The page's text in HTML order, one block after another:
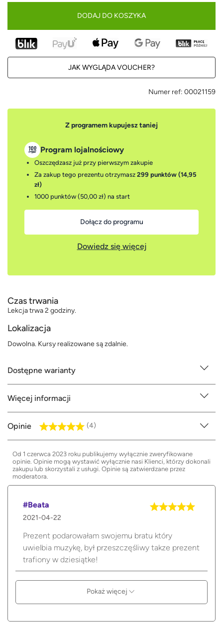
DODAJ DO KOSZYKA
JAK WYGLĄDA VOUCHER?
Numer ref: 00021159
Z programem kupujesz taniej
Program lojalnościowy
Oszczędzasz już przy pierwszym zakupie
Za zakup tego prezentu otrzymasz 299 punktów (14,95
zł)
1000 punktów (50,00 zł) na start
Dołącz do programu
Dowiedz się więcej
Czas trwania
Lekcja trwa 2 godziny.
Lokalizacja
Dowolna. Kursy realizowane są zdalnie.
Dostępne warianty
Więcej informacji
Opinie (4)
Od 1 czerwca 2023 roku publikujemy wyłącznie zweryfikowane
opinie. Opinie mogą wystawić wyłącznie nasi Klienci, którzy dokonali
zakupu lub skorzystali z usługi. Opinie są zatwierdzane przez
moderatora.
#Beata
2021-04-22
Prezent podarowałam swojemu bratu który
uwielbia muzykę, był przeszczęśliwy takze prezent
trafiony w dziesiątke!
Pokaż więcej